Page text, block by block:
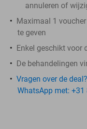
annuleren of
Maximaal 1
te geven
Enkel geschikt voor
De behandelingen
Vragen over de
WhatsApp met: